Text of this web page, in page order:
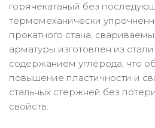
горячекатаный без
термомеханически
прокатного стана,
арматуры изготовлен из
содержанием углерода, что
повышение пластичности и
стальных стержней без
свойств.